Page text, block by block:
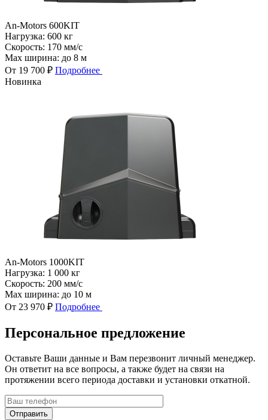
An-Motors 600KIT
Нагрузка: 600 кг
Скорость: 170 мм/с
Max ширина: до 8 м
От 19 700 ₽ Подробнее
Новинка
An-Motors 1000KIT
Нагрузка: 1 000 кг
Скорость: 200 мм/с
Max ширина: до 10 м
От 23 970 ₽ Подробнее
Персональное предложение
Оставьте Ваши данные и Вам перезвонит личный менеджер.
Он ответит на все вопросы, а также будет на связи на
протяжении всего периода доставки и установки откатной.